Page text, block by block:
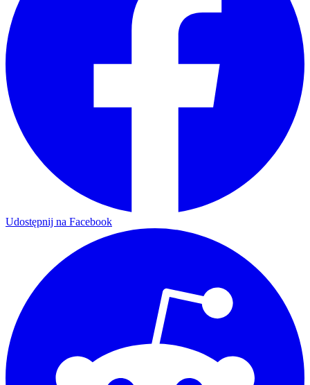
Udostępnij na Facebook